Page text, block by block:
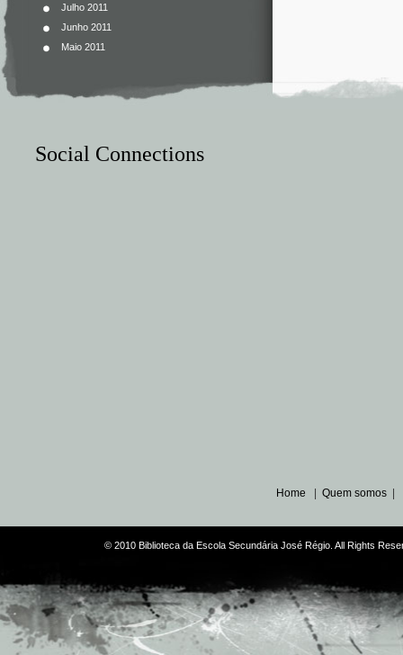
Julho 2011
Junho 2011
Maio 2011
Social Connections
Home Quem somos
© 2010 Biblioteca da Escola Secundária José Régio. All Rights